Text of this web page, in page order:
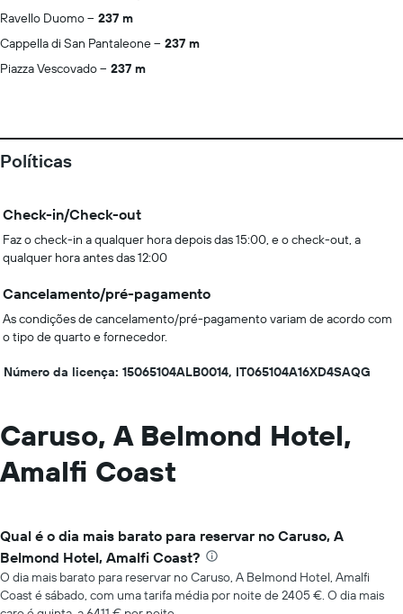
Ravello Duomo
237 m
Cappella di San Pantaleone
237 m
Piazza Vescovado
237 m
Políticas
Check-in/Check-out
Faz o check-in a qualquer hora depois das 15:00, e o check-out, a
qualquer hora antes das 12:00
Cancelamento/pré-pagamento
As condições de cancelamento/pré-pagamento variam de acordo com
o tipo de quarto e fornecedor.
Número da licença: 15065104ALB0014, IT065104A16XD4SAQG
Caruso, A Belmond Hotel,
Amalfi Coast
Qual é o dia mais barato para reservar no Caruso, A
Belmond Hotel, Amalfi Coast?
O dia mais barato para reservar no Caruso, A Belmond Hotel, Amalfi
Coast é sábado, com uma tarifa média por noite de 2405 €. O dia mais